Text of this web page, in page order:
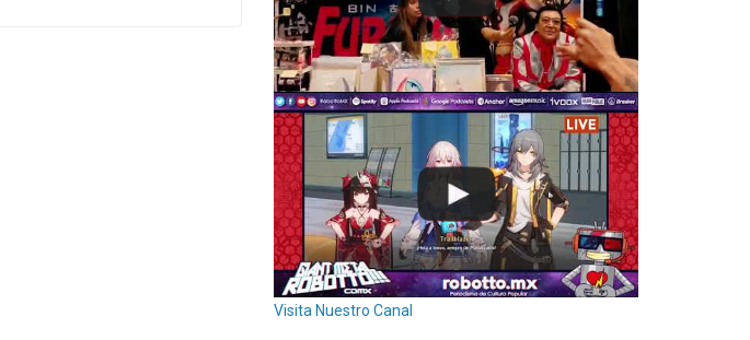
Visita Nuestro Canal